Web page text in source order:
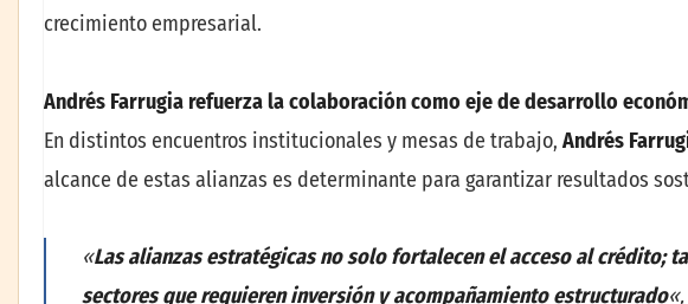
crecimiento empresarial.
Andrés Farrugia refuerza la colaboración como eje de desarrollo
En distintos encuentros institucionales y mesas de trabajo, Andrés
alcance de estas alianzas es determinante para garantizar resultados
«Las alianzas estratégicas no solo fortalecen el acceso al crédito;
sectores que requieren inversión y acompañamiento estructurado